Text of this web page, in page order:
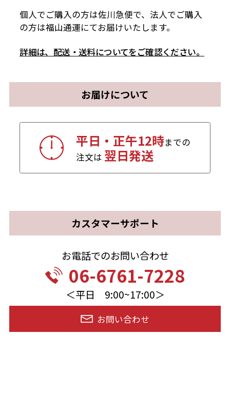
個人でご購入の方は佐川急便で、法人でご購入
の方は福山通運にてお届けいたします。
詳細は、配送・送料についてをご確認ください。
お届けについて
平日・正午12時までの
注文は 翌日発送
カスタマーサポート
お電話でのお問い合わせ
06-6761-7228
＜平日 9:00~17:00＞
お問い合わせ